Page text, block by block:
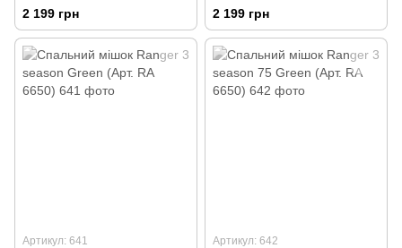
2 199 грн 2 199 грн
Артикул: 641 Артикул: 642